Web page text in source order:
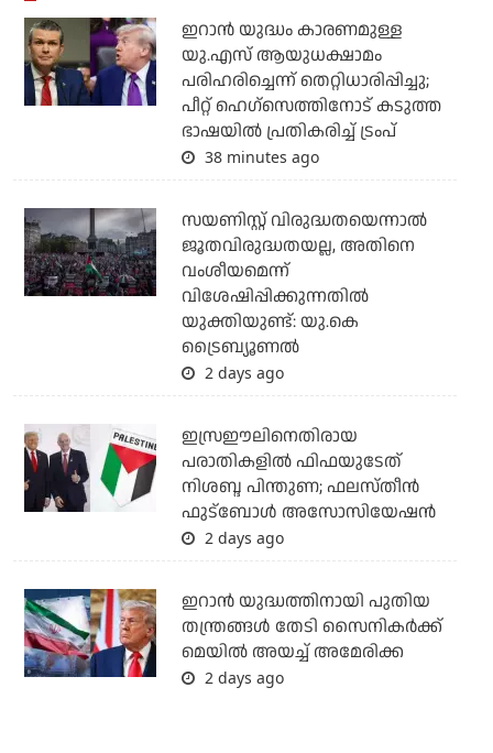
ഇറാന്‍ യുദ്ധം കാരണമുള്ള
യു.എസ് ആയുധക്ഷാമം
പരിഹരിച്ചെന്ന് തെറ്റിധാരിപ്പിച്ചു;
പീറ്റ് ഹെഗ്‌സെത്തിനോട് കടുത്ത
ഭാഷയില്‍ പ്രതികരിച്ച് ട്രംപ്
38 minutes ago
സയണിസ്റ്റ് വിരുദ്ധതയെന്നാല്‍
ജൂതവിരുദ്ധതയല്ല, അതിനെ
വംശീയമെന്ന്
വിശേഷിപ്പിക്കുന്നതില്‍
യുക്തിയുണ്ട്: യു.കെ
ട്രൈബ്യൂണല്‍
2 days ago
ഇസ്രഈലിനെതിരായ
പരാതികളില്‍ ഫിഫയുടേത്
നിശബ്ദ പിന്തുണ; ഫലസ്തീന്‍
ഫുട്‌ബോള്‍ അസോസിയേഷന്‍
2 days ago
ഇറാന്‍ യുദ്ധത്തിനായി പുതിയ
തന്ത്രങ്ങള്‍ തേടി സൈനികര്‍ക്ക്
മെയില്‍ അയച്ച് അമേരിക്ക
2 days ago